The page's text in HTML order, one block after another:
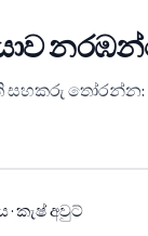
සහකරු තෝරන්න:
· කැෂ් අවුට්